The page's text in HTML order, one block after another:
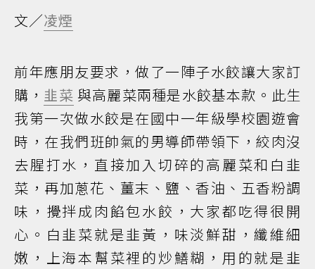
文／凌煙
前年應朋友要求，做了一陣子水餃讓大家訂
購， 韭菜 與高麗菜兩種是水餃基本款。此生
我第一次做水餃是在國中一年級學校園遊會
時，在我們班帥氣的男導師帶領下，絞肉沒
去腥打水，直接加入切碎的高麗菜和白韭
菜，再加蔥花、薑末、鹽、香油、五香粉調
味，攪拌成肉餡包水餃，大家都吃得很開
心。白韭菜就是韭黃，味淡鮮甜，纖維細
嫩，上海本幫菜裡的炒鱔糊，用的就是韭